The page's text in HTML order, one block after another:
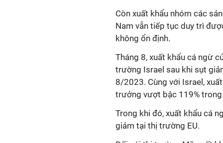
Còn xuất khẩu nhóm các
Nam vẫn tiếp tục duy trì
không ổn định.
Tháng 8, xuất khẩu cá ngừ
trường Israel sau khi sụt
8/2023. Cùng với Israel,
trưởng vượt bậc 119% trong
Trong khi đó, xuất khẩu cá
giảm tại thị trường EU.